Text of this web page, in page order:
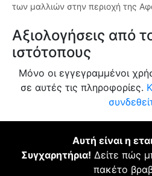
των μαλλιών στην περιοχή της
Αξιολογήσεις από
ιστότοπους
Μόνο οι εγγεγραμμένοι
σε αυτές τις πληροφορίες.
Αυτή είναι η
Συγχαρητήρια! Δείτε πώς
πακέτο